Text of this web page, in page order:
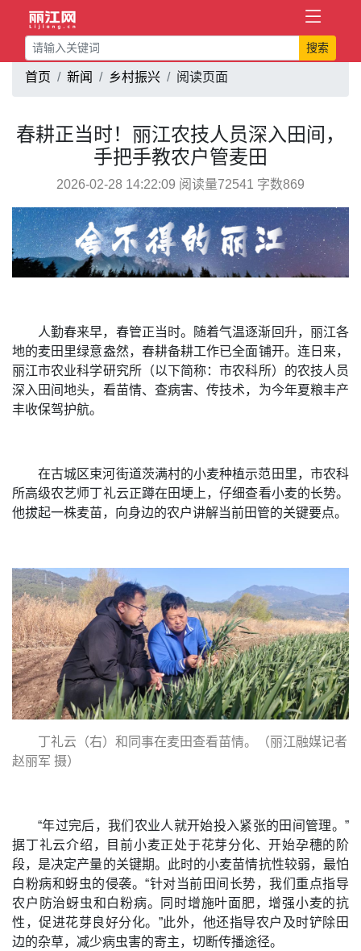
搜索
首页 新闻 乡村振兴 阅读页面
春耕正当时！丽江农技人员深入田间，
手把手教农户管麦田
2026-02-28 14:22:09 阅读量72541 字数869
人勤春来早，春管正当时。随着气温逐渐回升，丽江各
地的麦田里绿意盎然，春耕备耕工作已全面铺开。连日来，
丽江市农业科学研究所（以下简称：市农科所）的农技人员
深入田间地头，看苗情、查病害、传技术，为今年夏粮丰产
丰收保驾护航。
在古城区束河街道茨满村的小麦种植示范田里，市农科
所高级农艺师丁礼云正蹲在田埂上，仔细查看小麦的长势。
他拔起一株麦苗，向身边的农户讲解当前田管的关键要点。
丁礼云（右）和同事在麦田查看苗情。（丽江融媒记者
赵丽军 摄）
“年过完后，我们农业人就开始投入紧张的田间管理。”
据丁礼云介绍，目前小麦正处于花芽分化、开始孕穗的阶
段，是决定产量的关键期。此时的小麦苗情抗性较弱，最怕
白粉病和蚜虫的侵袭。“针对当前田间长势，我们重点指导
农户防治蚜虫和白粉病。同时增施叶面肥，增强小麦的抗
性，促进花芽良好分化。”此外，他还指导农户及时铲除田
边的杂草，减少病虫害的寄主，切断传播途径。